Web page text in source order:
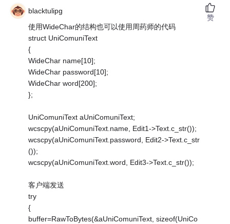
blacktulipg
使用WideChar的结构也可以使用周药师的代码
struct UniComuniText
{
WideChar name[10];
WideChar password[10];
WideChar word[200];
};
UniComuniText aUniComuniText;
wcscpy(aUniComuniText.name, Edit1->Text.c_str());
wcscpy(aUniComuniText.password, Edit2->Text.c_str
());
wcscpy(aUniComuniText.word, Edit3->Text.c_str());
客户端发送
try
{
buffer=RawToBytes(&aUniComuniText, sizeof(UniCo
赞